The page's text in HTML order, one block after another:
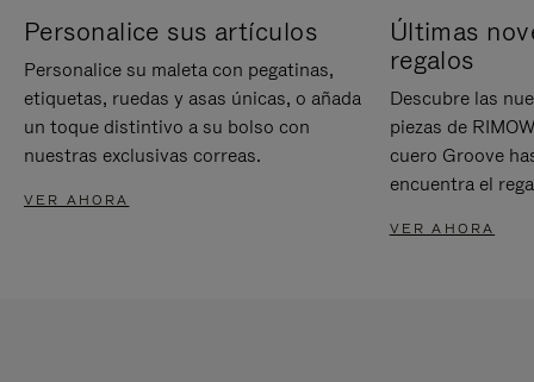
Personalice sus artículos
Personalice su maleta con pegatinas,
etiquetas, ruedas y asas únicas, o añada
un toque distintivo a su bolso con
nuestras exclusivas correas.
VER AHORA
Últimas
regalos
Descubre las
piezas de
cuero Groove
encuentra el
VER AHORA